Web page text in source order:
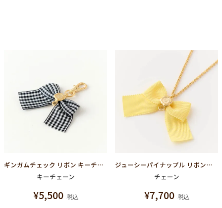
ギンガムチェック リボン キーチェーン（ブラック×ホワイト）
キーチェーン
¥5,500 税込
ジューシーパイナップル リボンネックレスチェーン
チェーン
¥7,700 税込